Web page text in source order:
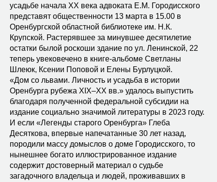
усадьбе начала ХХ века адвоката Е.М. Городисского
представят общественности 13 марта в 15.00 в
Оренбургской областной библиотеке им. Н.К.
Крупской. Растерявшее за минувшее десятилетие
остатки былой роскоши здание по ул. Ленинской, 22
теперь увековечено в книге-альбоме Светланы
Шлеюк, Ксении Поповой и Елены Бурлуцкой.
«Дом со львами. Личность и усадьба в истории
Оренбурга рубежа XIX–XX вв.» удалось выпустить
благодаря полученной федеральной субсидии на
издание социально значимой литературы в 2023 году.
И если «Легенды старого Оренбурга» Глеба
Десяткова, впервые напечатанные 30 лет назад,
породили массу домыслов о доме Городисского, то
нынешнее богато иллюстрированное издание
содержит достоверный материал о судьбе
загадочного владельца и людей, проживавших в